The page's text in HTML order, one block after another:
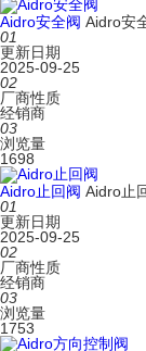
Aidro安全阀 Aidro安
01
更新日期
2025-09-25
02
厂商性质
经销商
03
浏览量
1698
Aidro止回阀 Aidro止
01
更新日期
2025-09-25
02
厂商性质
经销商
03
浏览量
1753